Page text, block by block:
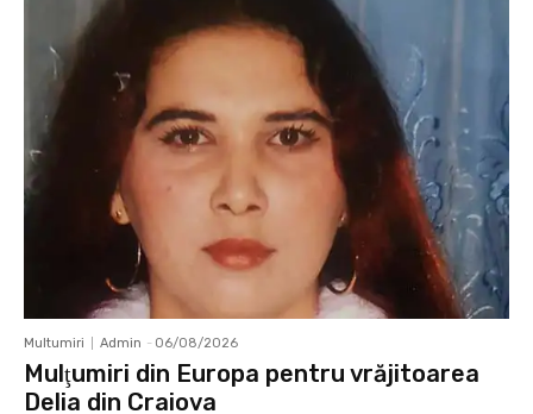
Multumiri Admin - 06/08/2026
Mulţumiri din Europa pentru vrăjitoarea
Delia din Craiova